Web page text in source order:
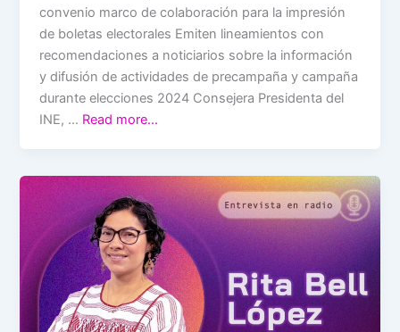
convenio marco de colaboración para la impresión
de boletas electorales Emiten lineamientos con
recomendaciones a noticiarios sobre la información
y difusión de actividades de precampaña y campaña
durante elecciones 2024 Consejera Presidenta del
INE, … Read more…